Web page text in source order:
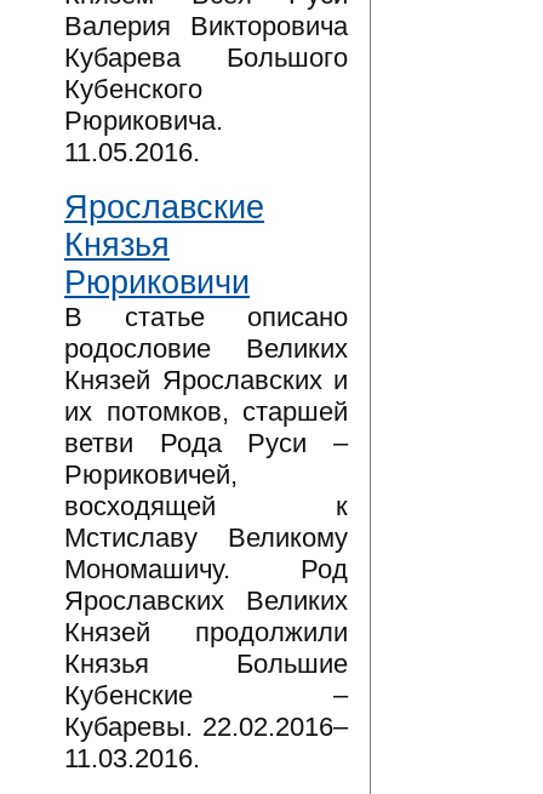
Валерия Викторовича
Кубарева Большого
Кубенского
Рюриковича.
11.05.2016.
Ярославские
Князья
Рюриковичи
В статье описано
родословие Великих
Князей Ярославских и
их потомков, старшей
ветви Рода Руси –
Рюриковичей,
восходящей к
Мстиславу Великому
Мономашичу. Род
Ярославских Великих
Князей продолжили
Князья Большие
Кубенские –
Кубаревы. 22.02.2016–
11.03.2016.